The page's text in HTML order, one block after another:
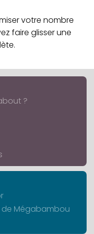
votre nombre
faire glisser une
?
de Mégabambou